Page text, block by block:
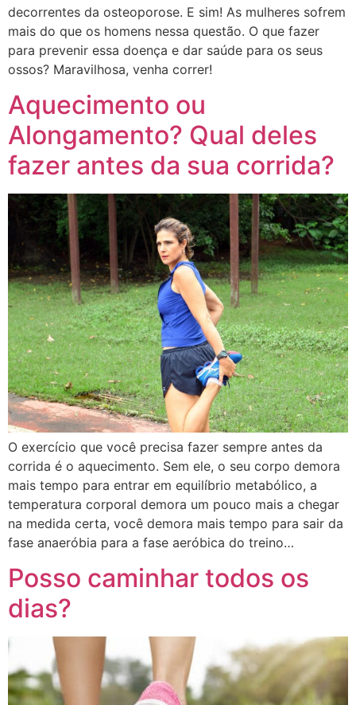
decorrentes da osteoporose. E sim! As mulheres sofrem
mais do que os homens nessa questão. O que fazer
para prevenir essa doença e dar saúde para os seus
ossos? Maravilhosa, venha correr!
Aquecimento ou
Alongamento? Qual deles
fazer antes da sua corrida?
O exercício que você precisa fazer sempre antes da
corrida é o aquecimento. Sem ele, o seu corpo demora
mais tempo para entrar em equilíbrio metabólico, a
temperatura corporal demora um pouco mais a chegar
na medida certa, você demora mais tempo para sair da
fase anaeróbia para a fase aeróbica do treino…
Posso caminhar todos os
dias?